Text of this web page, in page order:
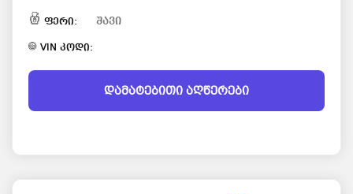
ფერი: შავი
VIN კოდი:
დამატებითი აღწერები